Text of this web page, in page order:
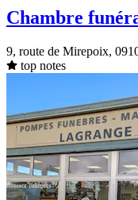
Chambre
9, route de Mirepoix,
top notes